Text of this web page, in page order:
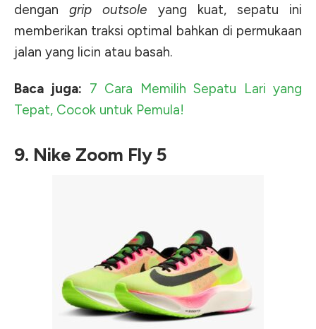
dengangrip outsole yang kuat, sepatu ini
memberikan traksi optimal bahkan di permukaan
jalan yang licin atau basah.
Baca juga: 7 Cara Memilih Sepatu Lari yang
Tepat, Cocok untuk Pemula!
9. Nike Zoom Fly 5